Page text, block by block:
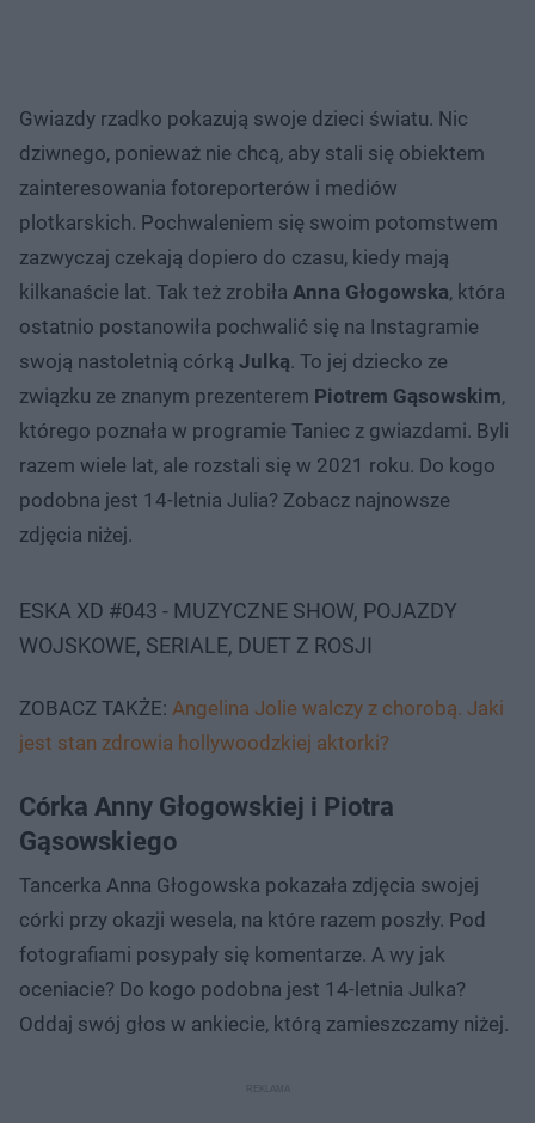
Gwiazdy rzadko pokazują swoje dzieci światu. Nic
dziwnego, ponieważ nie chcą, aby stali się obiektem
zainteresowania fotoreporterów i mediów
plotkarskich. Pochwaleniem się swoim potomstwem
zazwyczaj czekają dopiero do czasu, kiedy mają
kilkanaście lat. Tak też zrobiła Anna Głogowska, która
ostatnio postanowiła pochwalić się na Instagramie
swoją nastoletnią córką Julką. To jej dziecko ze
związku ze znanym prezenterem Piotrem Gąsowskim,
którego poznała w programie Taniec z gwiazdami. Byli
razem wiele lat, ale rozstali się w 2021 roku. Do kogo
podobna jest 14-letnia Julia? Zobacz najnowsze
zdjęcia niżej.
ESKA XD #043 - MUZYCZNE SHOW, POJAZDY
WOJSKOWE, SERIALE, DUET Z ROSJI
ZOBACZ TAKŻE: Angelina Jolie walczy z chorobą. Jaki
jest stan zdrowia hollywoodzkiej aktorki?
Córka Anny Głogowskiej i Piotra
Gąsowskiego
Tancerka Anna Głogowska pokazała zdjęcia swojej
córki przy okazji wesela, na które razem poszły. Pod
fotografiami posypały się komentarze. A wy jak
oceniacie? Do kogo podobna jest 14-letnia Julka?
Oddaj swój głos w ankiecie, którą zamieszczamy niżej.